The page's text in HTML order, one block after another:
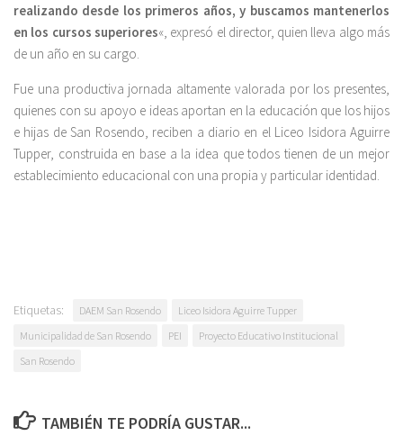
realizando desde los primeros años, y buscamos mantenerlos
en los cursos superiores«, expresó el director, quien lleva algo más
de un año en su cargo.
Fue una productiva jornada altamente valorada por los presentes,
quienes con su apoyo e ideas aportan en la educación que los hijos
e hijas de San Rosendo, reciben a diario en el Liceo Isidora Aguirre
Tupper, construida en base a la idea que todos tienen de un mejor
establecimiento educacional con una propia y particular identidad.
Etiquetas: DAEM San Rosendo
Liceo Isidora Aguirre Tupper
Municipalidad de San Rosendo
PEI
Proyecto Educativo Institucional
San Rosendo
TAMBIÉN TE PODRÍA GUSTAR...